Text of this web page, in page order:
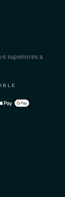
superiores a